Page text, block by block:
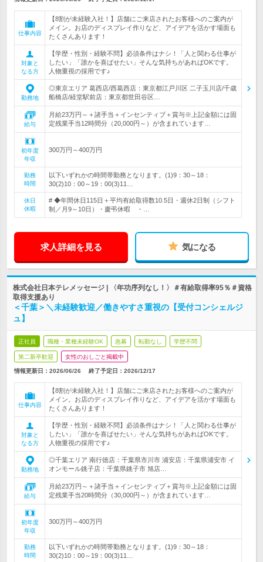
仕事内容
【8割が未経験入社！】店舗にご来店されたお客様へのご案内が
メイン。お店のディスプレイ作りなど、アイデアを活かす場面も
たくさんあります！
対象と
なる方
【学歴・性別・経験不問】必須条件はナシ！「人と関わる仕事が
したい」「誰かを喜ばせたい」そんな気持ちがあればOKです。
人物重視の採用です♪
勤務地
◎東京エリア 葛西店/西葛西店：東京都江戸川区 二子玉川店/千歳
船橋店/経堂駅前店：東京都世田谷区…
給与
月給23万円～＋諸手当＋インセンティブ＋賞与※上記金額には固
定残業手当12時間分（20,000円～）が含まれています…
初年度
年収
300万円～400万円
勤務
時間
以下いずれかの時間帯勤務となります。(1)9：30～18：
30(2)10：00～19：00(3)11…
休日
休暇
# ◆年間休日115日＋平均有給取得数10.5日・週休2日制（シフト
制／月9～10日）・慶弔休暇 ・…
求人詳細を見る 気になる
株式会社日本テレメッセージ | 〈年功序列なし！〉＃有給取得率95％＃資格
取得支援あり
＜千葉＞＼未経験歓迎／働きやすさ重視の【受付コンシェルジ
ュ】
正社員 職種・業種未経験OK 急募 転勤なし 学歴不問
第二新卒歓迎 女性のおしごと掲載中
情報更新日：2026/06/26 終了予定日： 2026/12/17
仕事内容
【8割が未経験入社！】店舗にご来店されたお客様へのご案内が
メイン。お店のディスプレイ作りなど、アイデアを活かす場面も
たくさんあります！
対象と
なる方
【学歴・性別・経験不問】必須条件はナシ！「人と関わる仕事が
したい」「誰かを喜ばせたい」そんな気持ちがあればOKです。
人物重視の採用です♪
勤務地
◎千葉エリア 南行徳店：千葉県市川市 浦安店：千葉県浦安市 イ
オンモール銚子店：千葉県銚子市 旭店…
給与
月給23万円～＋諸手当＋インセンティブ＋賞与※上記金額には固
定残業手当20時間分（30,000円～）が含まれています…
初年度
年収
300万円～400万円
勤務
時間
以下いずれかの時間帯勤務となります。(1)9：30～18：
30(2)10：00～19：00(3)11…